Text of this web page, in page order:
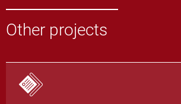
Other projects